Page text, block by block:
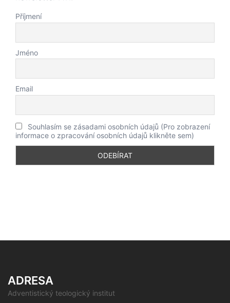
Příjmení
Jméno
Email
Souhlasím se zásadami osobních údajů (Pro zobrazení
informace o zpracování osobních údajů klikněte sem)
ADRESA
Adventistický teologický institut